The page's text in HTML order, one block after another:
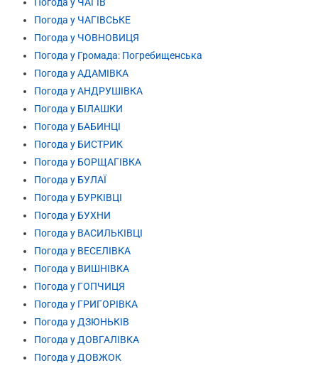
Погода у ЧАГІВСЬКЕ
Погода у ЧОВНОВИЦЯ
Погода у Громада: Погребищенська
Погода у АДАМІВКА
Погода у АНДРУШІВКА
Погода у БІЛАШКИ
Погода у БАБИНЦІ
Погода у БИСТРИК
Погода у БОРЩАГІВКА
Погода у БУЛАЇ
Погода у БУРКІВЦІ
Погода у БУХНИ
Погода у ВАСИЛЬКІВЦІ
Погода у ВЕСЕЛІВКА
Погода у ВИШНІВКА
Погода у ГОПЧИЦЯ
Погода у ГРИГОРІВКА
Погода у ДЗЮНЬКІВ
Погода у ДОВГАЛІВКА
Погода у ДОВЖОК